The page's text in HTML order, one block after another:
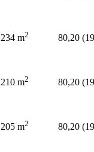
234 m2 80,20
210 m2 80,20
205 m2 80,20